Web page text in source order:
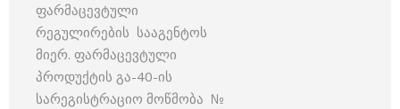
ფარმაცევტული
რეგულირების სააგენტოს
მიერ. ფარმაცევტული
პროდუქტის გა-40-ის
სარეგისტრაციო მოწმობა №